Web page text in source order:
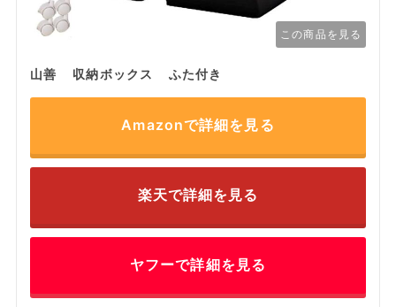
この商品を見る
山善 収納ボックス ふた付き
Amazonで詳細を見る
楽天で詳細を見る
ヤフーで詳細を見る